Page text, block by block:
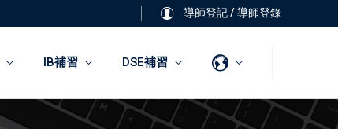
導師登記/導師登錄
IB補習 DSE補習